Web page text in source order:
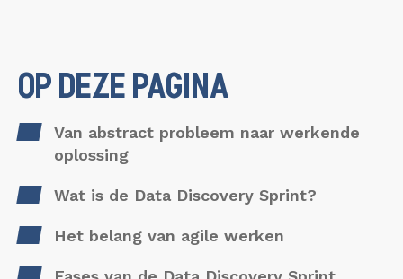
OP DEZE PAGINA
Van abstract probleem naar werkende
oplossing
Wat is de Data Discovery Sprint?
Het belang van agile werken